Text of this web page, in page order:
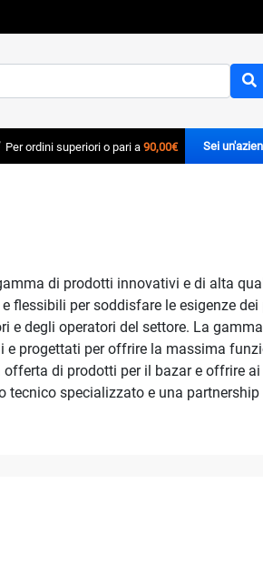
Per ordini superiori o pari a 90,00€
di prodotti innovativi e di alta
per soddisfare le esigenze
degli operatori del settore. La
progettati per offrire la massima
di prodotti per il bazar e offrire
specializzato e una